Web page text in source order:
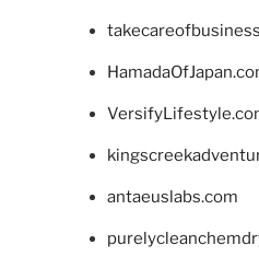
antaeuslabs.com